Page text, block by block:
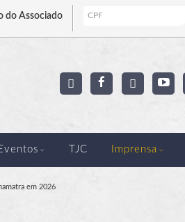
do Associado
TJC Imprensa
em 2026